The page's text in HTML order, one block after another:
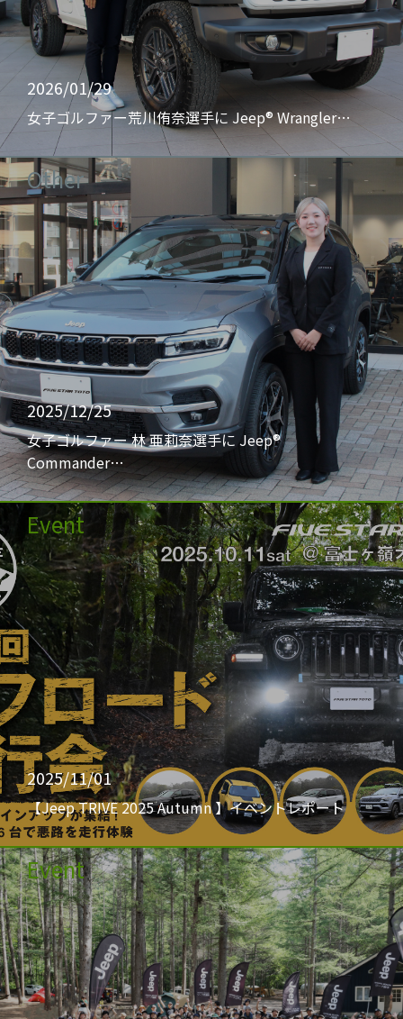
2026/01/29
女子ゴルファー荒川侑奈選手に Jeep® Wrangler…
Other
2025/12/25
女子ゴルファー 林 亜莉奈選手に Jeep®
Commander…
Event
2025/11/01
【Jeep TRIVE 2025 Autumn 】イベントレポート
Event